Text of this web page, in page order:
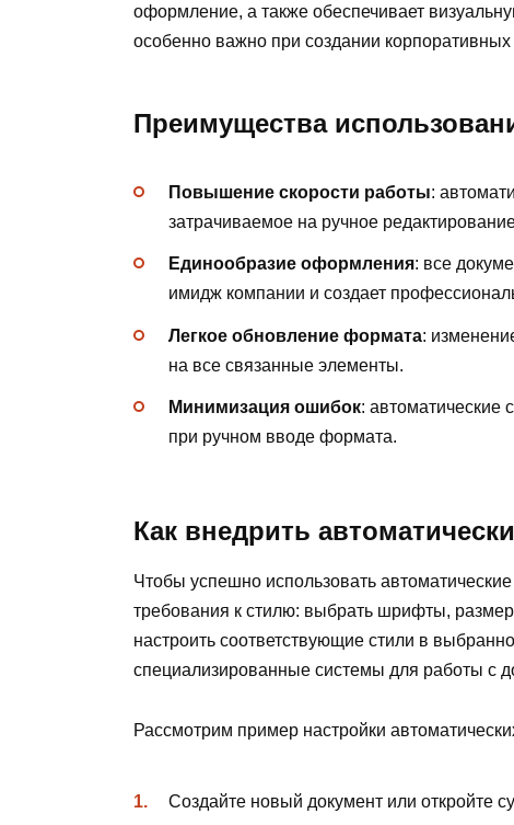
оформление, а также обеспечивает
особенно важно при создании
Преимущества
Повышение скорости работы:
затрачиваемое на ручное
Единообразие оформления: все
имидж компании и создает
Легкое обновление формата:
на все связанные элементы.
Минимизация ошибок: автоматические
при ручном вводе формата.
Как внедрить
Чтобы успешно использовать
требования к стилю: выбрать шрифты,
настроить соответствующие стили в
специализированные системы для работы с
Рассмотрим пример настройки
Создайте новый документ или откройте